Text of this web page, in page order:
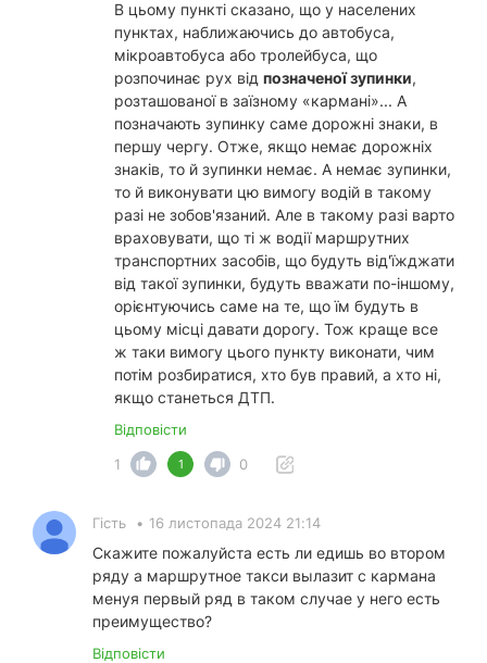
В цьому пункті сказано, що у населених
пунктах, наближаючись до автобуса,
мікроавтобуса або тролейбуса, що
розпочинає рух від позначеної зупинки,
розташованої в заїзному «кармані»... А
позначають зупинку саме дорожні знаки, в
першу чергу. Отже, якщо немає дорожніх
знаків, то й зупинки немає. А немає зупинки,
то й виконувати цю вимогу водій в такому
разі не зобов'язаний. Але в такому разі варто
враховувати, що ті ж водії маршрутних
транспортних засобів, що будуть від'їжджати
від такої зупинки, будуть вважати по-іншому,
орієнтуючись саме на те, що їм будуть в
цьому місці давати дорогу. Тож краще все
ж таки вимогу цього пункту виконати, чим
потім розбиратися, хто був правий, а хто ні,
якщо станеться ДТП.
Відповісти
1
1 0
Гість • 16 листопада 2024 21:14
Скажите пожалуйста есть ли едишь во втором
ряду а маршрутное такси вылазит с кармана
менуя первый ряд в таком случае у него есть
преимущество?
Відповісти